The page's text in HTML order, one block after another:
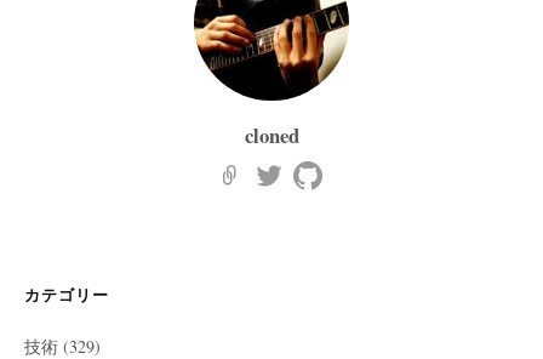
cloned
カテゴリー
技術 (329)